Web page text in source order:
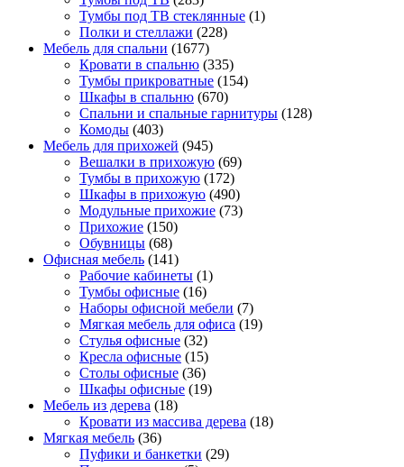
Тумбы под ТВ стеклянные (1)
Полки и стеллажи (228)
Мебель для спальни (1677)
Кровати в спальню (335)
Тумбы прикроватные (154)
Шкафы в спальню (670)
Спальни и спальные гарнитуры (128)
Комоды (403)
Мебель для прихожей (945)
Вешалки в прихожую (69)
Тумбы в прихожую (172)
Шкафы в прихожую (490)
Модульные прихожие (73)
Прихожие (150)
Обувницы (68)
Офисная мебель (141)
Рабочие кабинеты (1)
Тумбы офисные (16)
Наборы офисной мебели (7)
Мягкая мебель для офиса (19)
Стулья офисные (32)
Кресла офисные (15)
Столы офисные (36)
Шкафы офисные (19)
Мебель из дерева (18)
Кровати из массива дерева (18)
Мягкая мебель (36)
Пуфики и банкетки (29)